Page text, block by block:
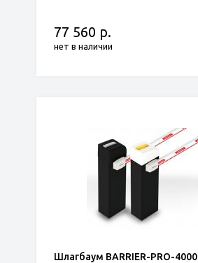
77 560 р.
нет в наличии
Шлагбаум BARRIER-PRO-4000